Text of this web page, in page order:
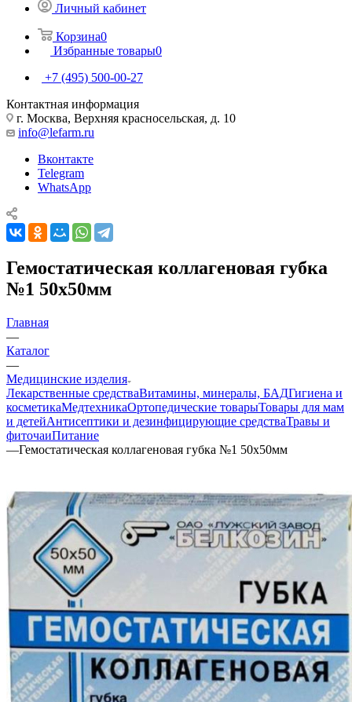
Личный кабинет
Корзина0
Избранные товары0
+7 (495) 500-00-27
Контактная информация
г. Москва, Верхняя красносельская, д. 10
info@lefarm.ru
Вконтакте
Telegram
WhatsApp
Гемостатическая коллагеновая губка
№1 50х50мм
Главная
—
Каталог
—
Медицинские изделия
Лекарственные средстваВитамины, минералы, БАДГигиена и
косметикаМедтехникаОртопедические товарыТовары для мам
и детейАнтисептики и дезинфицирующие средстваТравы и
фиточаиПитание
—Гемостатическая коллагеновая губка №1 50х50мм